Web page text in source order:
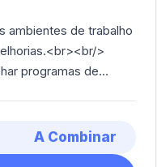
ambientes de trabalho
>
programas de
A Combinar